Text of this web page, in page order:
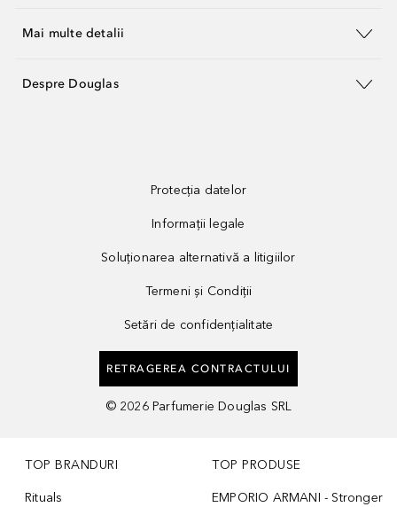
Mai multe detalii
Despre Douglas
Protecția datelor
Informații legale
Soluționarea alternativă a litigiilor
Termeni și Condiții
Setări de confidențialitate
RETRAGEREA CONTRACTULUI
© 2026 Parfumerie Douglas SRL
TOP BRANDURI
Rituals
TOP PRODUSE
EMPORIO ARMANI - Stronger